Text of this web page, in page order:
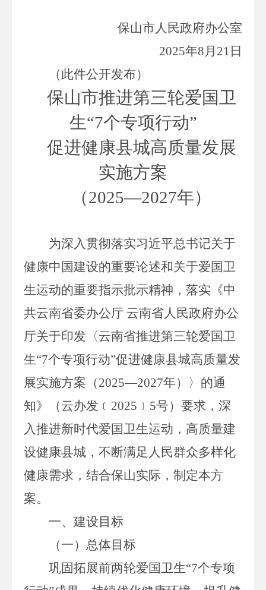
保山市人民政府办公室
2025年8月 21 日
（此件公开发布）
保山市推进第三轮爱国卫
生“7个专项行动”
促进健康县城高质量发展
实施方案
（2025—2027年）
为深入贯彻落实习近平总书记关于
健康中国建设的重要论述和关于爱国卫
生运动的重要指示批示精神，落实《中
共云南省委办公厅 云南省人民政府办公
厅关于印发〈云南省推进第三轮爱国卫
生“7个专项行动”促进健康县城高质量发
展实施方案（2025—2027年）〉的通
知》
（云办发 ﹝ 2025 ﹞ 5号） 要求，深
入推进新时代爱国卫生运动 ，高质量建
设健康县城，不断满足人民群众多样化
健康需求，结合保山实际，制定本方
案。
一、建设目标
（一）总体目标
巩固拓展前两轮爱国卫生“7个专项